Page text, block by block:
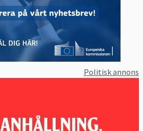
Politisk annons